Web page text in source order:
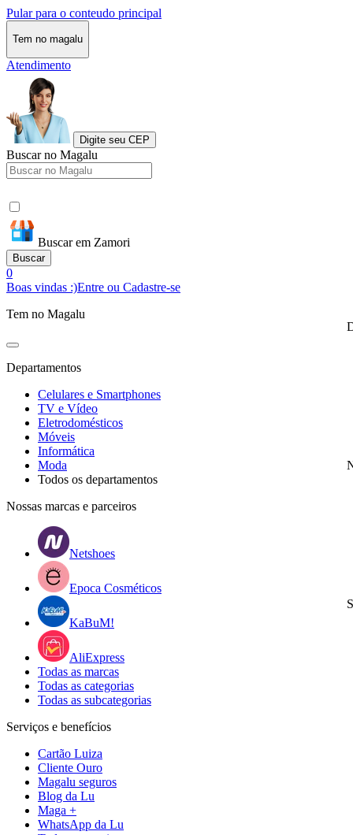
Pular para o conteudo principal
Tem no magalu
Atendimento
Digite seu CEP
Buscar no Magalu
Buscar em Zamori
Buscar
0
Boas vindas :)Entre ou Cadastre-se
Tem no Magalu
Departamentos
Celulares e Smartphones
TV e Vídeo
Eletrodomésticos
Móveis
Informática
Moda
Todos os departamentos
Nossas marcas e parceiros
Netshoes
Epoca Cosméticos
KaBuM!
AliExpress
Todas as marcas
Todas as categorias
Todas as subcategorias
Serviços e benefícios
Cartão Luiza
Cliente Ouro
Magalu seguros
Blog da Lu
Maga +
WhatsApp da Lu